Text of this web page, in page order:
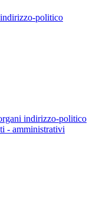
politico
indirizzo-politico
- amministrativi